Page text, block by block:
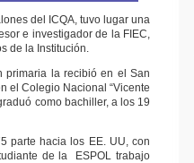
del ICQA, tuvo lugar una
e investigador de la FIEC,
de la Institución.
primaria la recibió en el San
el Colegio Nacional “Vicente
como bachiller, a los 19
parte hacia los EE. UU, con
de la ESPOL trabajo